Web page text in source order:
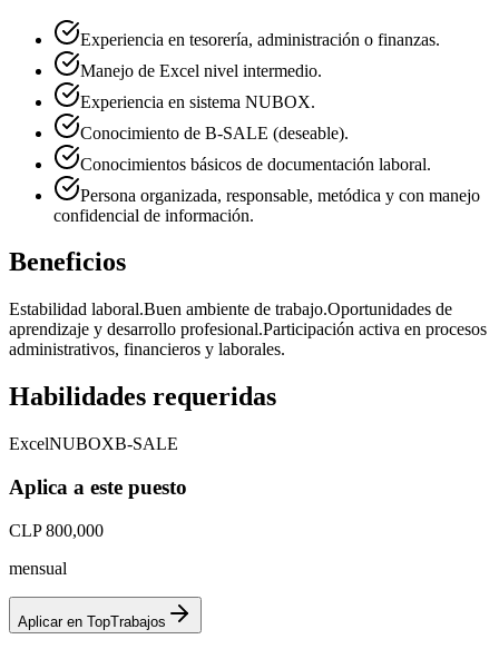
Experiencia en tesorería, administración o finanzas.
Manejo de Excel nivel intermedio.
Experiencia en sistema NUBOX.
Conocimiento de B-SALE (deseable).
Conocimientos básicos de documentación laboral.
Persona organizada, responsable, metódica y con manejo
confidencial de información.
Beneficios
Estabilidad laboral.Buen ambiente de trabajo.Oportunidades de
aprendizaje y desarrollo profesional.Participación activa en procesos
administrativos, financieros y laborales.
Habilidades requeridas
ExcelNUBOXB-SALE
Aplica a este puesto
CLP 800,000
mensual
Aplicar en TopTrabajos